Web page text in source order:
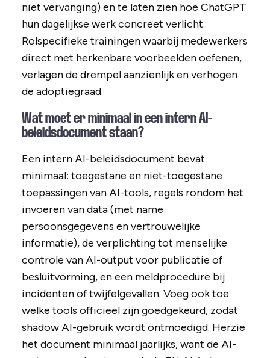
niet vervanging) en te laten zien hoe ChatGPT
hun dagelijkse werk concreet verlicht.
Rolspecifieke trainingen waarbij medewerkers
direct met herkenbare voorbeelden oefenen,
verlagen de drempel aanzienlijk en verhogen
de adoptiegraad.
Wat moet er minimaal in een intern AI-
beleidsdocument staan?
Een intern AI-beleidsdocument bevat
minimaal: toegestane en niet-toegestane
toepassingen van AI-tools, regels rondom het
invoeren van data (met name
persoonsgegevens en vertrouwelijke
informatie), de verplichting tot menselijke
controle van AI-output voor publicatie of
besluitvorming, en een meldprocedure bij
incidenten of twijfelgevallen. Voeg ook toe
welke tools officieel zijn goedgekeurd, zodat
shadow AI-gebruik wordt ontmoedigd. Herzie
het document minimaal jaarlijks, want de AI-